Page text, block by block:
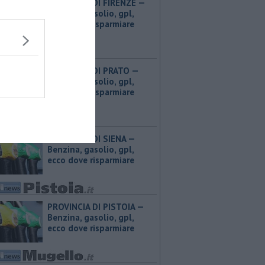
PROVINCIA DI FIRENZE — ​
Benzina, gasolio, gpl,
ecco dove risparmiare
PROVINCIA DI PRATO — ​
Benzina, gasolio, gpl,
ecco dove risparmiare
PROVINCIA DI SIENA — ​
Benzina, gasolio, gpl,
ecco dove risparmiare
PROVINCIA DI PISTOIA — ​
Benzina, gasolio, gpl,
ecco dove risparmiare